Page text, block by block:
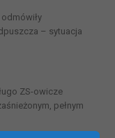
– sytuacja
ZS-owicze
pełnym